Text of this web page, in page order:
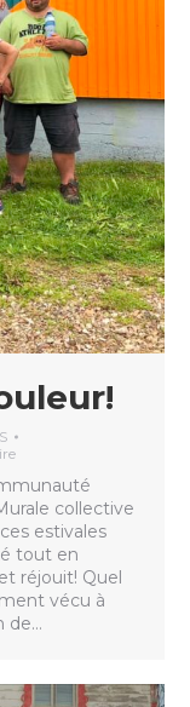
collective
estivales
tout en
réjouit! Quel
vécu à
de…